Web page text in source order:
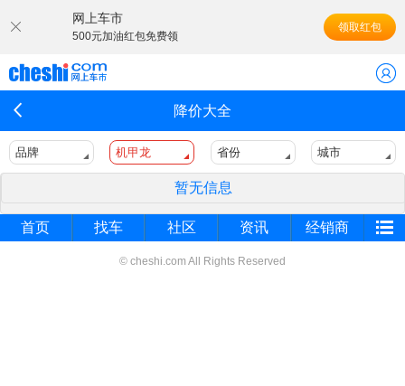
网上车市
500元加油红包免费领
领取红包
降价大全
品牌 机甲龙 省份 城市
暂无信息
首页 找车 社区 资讯 经销商
© cheshi.com All Rights Reserved